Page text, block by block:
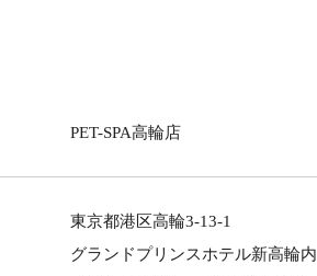
PET-SPA高輪店
東京都港区高輪3-13-1
グランドプリンスホテル新高輪内